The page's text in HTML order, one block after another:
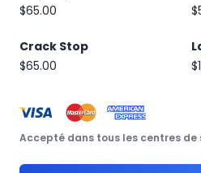
$65.00
Crack Stop
$65.00
Accepté dans tous les centres de